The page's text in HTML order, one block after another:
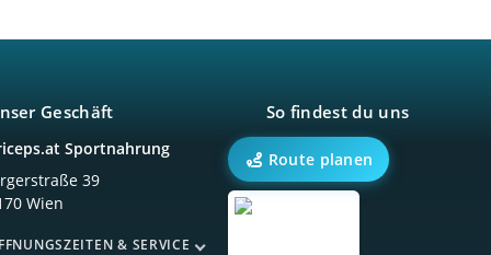
Geschäft
Sportnahrung
39
Wien
& SERVICE
So findest du uns
Route planen